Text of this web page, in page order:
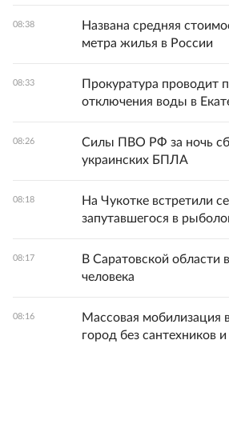
08:38
Названа средняя
метра жилья в России
08:33
Прокуратура проводит
отключения воды в
08:26
Силы ПВО РФ за ночь
украинских БПЛА
08:18
На Чукотке встретили
запутавшегося в
08:17
В Саратовской области
человека
08:16
Массовая мобилизация
город без сантехников